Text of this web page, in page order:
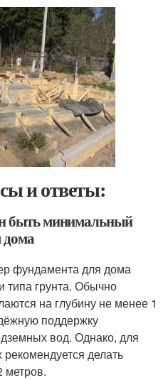
и ответы:
быть минимальный
дома
фундамента для дома
типа грунта. Обычно
на глубину не менее 1
поддержку
вод. Однако, для
делать
метров.